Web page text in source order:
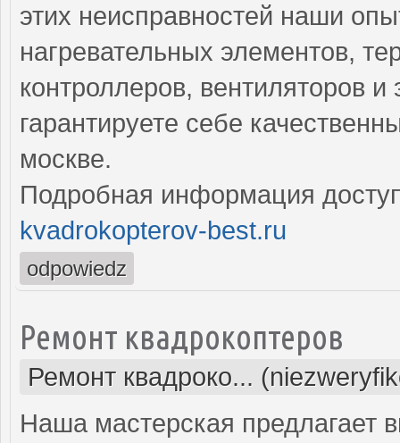
этих неисправностей наши
нагревательных элементов,
контроллеров, вентиляторов
гарантируете себе
москве.
Подробная информация
kvadrokopterov-best.ru
odpowiedz
Ремонт квадрокоптеров
Ремонт квадроко...
Наша мастерская предлагает